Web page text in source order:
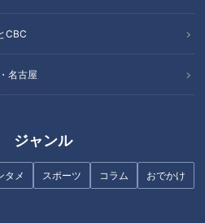
CBC
名古屋
ジャンル
タメ スポーツ コラム おでかけ
跡！都市伝説 #5